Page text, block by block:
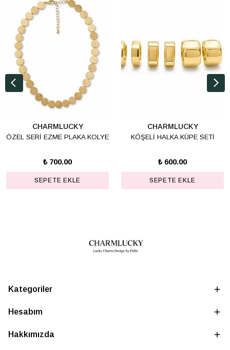
CHARMLUCKY
ÖZEL SERİ EZME PLAKA KOLYE
₺ 700.00
SEPETE EKLE
CHARMLUCKY
KÖŞELİ HALKA KÜPE SETİ
₺ 600.00
SEPETE EKLE
Kategoriler
Hesabım
Hakkımızda